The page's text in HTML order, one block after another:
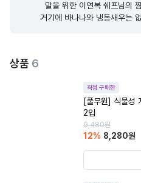
말을 위한 이연복 쉐프님의
거기에 바나나와 냉동새우는
상품 6
직접 구매한
[풀무원] 식물성
2입
9,480원
12% 8,280원